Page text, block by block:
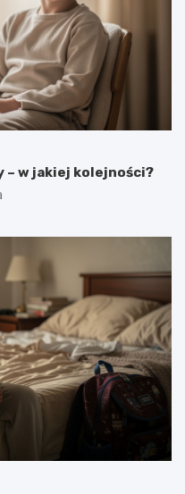
– w jakiej kolejności?